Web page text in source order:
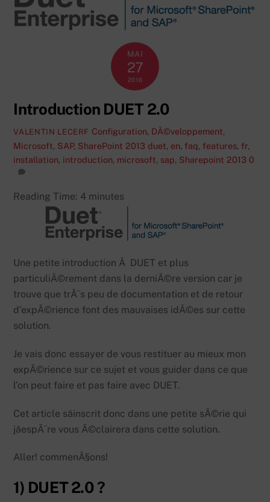
MAI
27
2016
Introduction DUET 2.0
VALENTIN LECERF Configuration, DÃ©veloppement,
Microsoft, SAP, SharePoint 2013 duet, en, faq, features, fr,
installation, introduction, microsoft, sap, Sharepoint 2013 0
Reading Time: 4 minutes
Une petite introduction Ã DUET et plus
particuliÃ©rement dans la derniÃ©re version car je
trouve que trÃ¨s peu de documentation et de retour
d’expÃ©rience font des mauvaises idÃ©es sur cette
solution.
Je vais donc essayer de vous restituer au mieux mon
expÃ©rience sur ce sujet et vous guider dans ce que
l’on peut faire et pas faire avec DUET.
Cet article sâinscrit donc dans une petite sÃ©rie qui
jâespÃ¨re vous Ã©clairera dans cette solution.
Aller! commenÃ§ons!
1) DUET 2.0 ?